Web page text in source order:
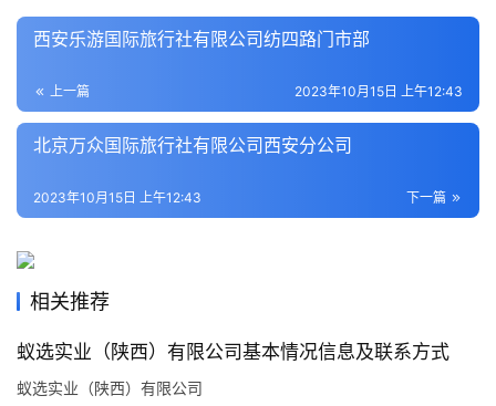
文
化
导
游
之
地
生
旅
西安乐游国际旅行社有限公司纺四路门市部
上一篇 2023年10月15日 上午12:43
北京万众国际旅行社有限公司西安分公司
下一篇
2023年10月15日 上午12:43
相关推荐
蚁选实业（陕西）有限公司基本情况信息及联系方式
蚁选实业（陕西）有限公司